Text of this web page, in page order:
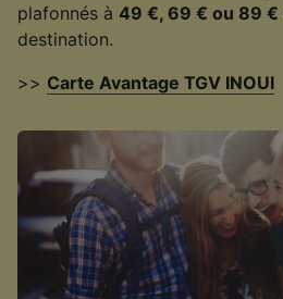
plafonnés à 49 €, 69 € ou 89 €
destination.
>> Carte Avantage TGV INOUI